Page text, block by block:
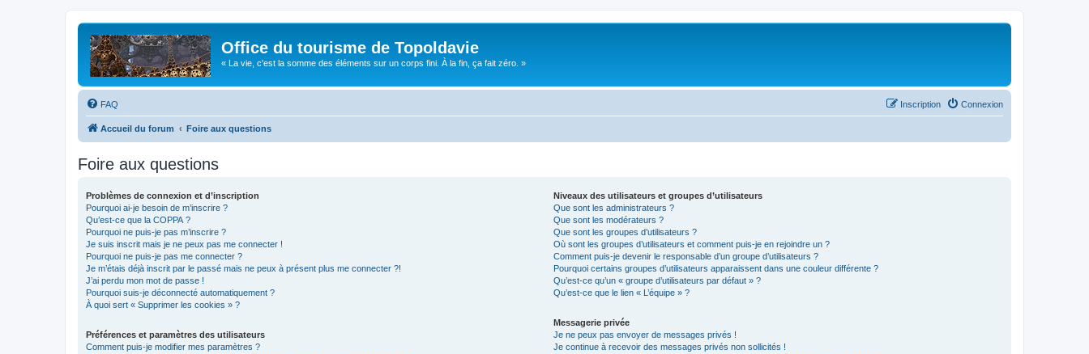
Office du tourisme de Topoldavie
« La vie, c'est la somme des éléments sur un corps fini. À la fin, ça fait zéro. »
FAQ Connexion
Inscription
Accueil du forum Foire aux questions
Foire aux questions
Problèmes de connexion et d’inscription
Pourquoi ai-je besoin de m’inscrire ?
Qu’est-ce que la COPPA ?
Pourquoi ne puis-je pas m’inscrire ?
Je suis inscrit mais je ne peux pas me connecter !
Pourquoi ne puis-je pas me connecter ?
Je m’étais déjà inscrit par le passé mais ne peux à présent plus me connecter ?!
J’ai perdu mon mot de passe !
Pourquoi suis-je déconnecté automatiquement ?
À quoi sert « Supprimer les cookies » ?
Préférences et paramètres des utilisateurs
Comment puis-je modifier mes paramètres ?
Niveaux des utilisateurs et groupes d’utilisateurs
Que sont les administrateurs ?
Que sont les modérateurs ?
Que sont les groupes d’utilisateurs ?
Où sont les groupes d’utilisateurs et comment puis-je en rejoindre un ?
Comment puis-je devenir le responsable d’un groupe d’utilisateurs ?
Pourquoi certains groupes d’utilisateurs apparaissent dans une couleur différente ?
Qu’est-ce qu’un « groupe d’utilisateurs par défaut » ?
Qu’est-ce que le lien « L’équipe » ?
Messagerie privée
Je ne peux pas envoyer de messages privés !
Je continue à recevoir des messages privés non sollicités !